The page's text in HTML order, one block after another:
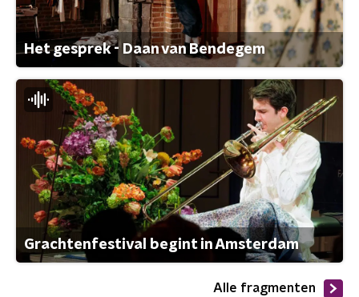
Het gesprek - Daan van Bendegem
Grachtenfestival begint in Amsterdam
Alle fragmenten